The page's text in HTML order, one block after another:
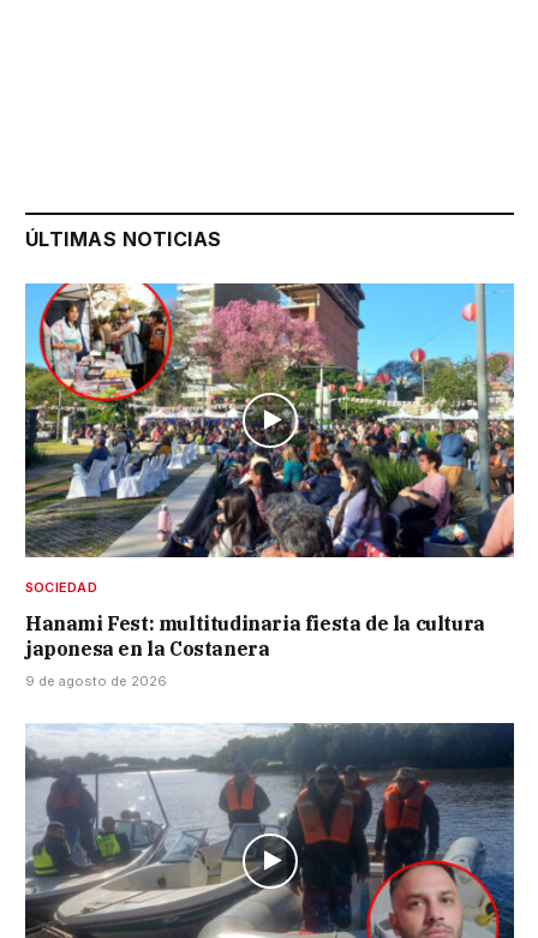
ÚLTIMAS NOTICIAS
SOCIEDAD
Hanami Fest: multitudinaria fiesta de la cultura
japonesa en la Costanera
9 de agosto de 2026